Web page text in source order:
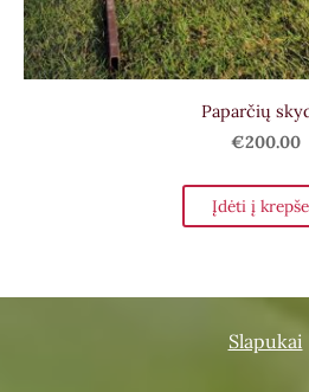
Paparčių
€200.00
Įdėti į
Slapukai